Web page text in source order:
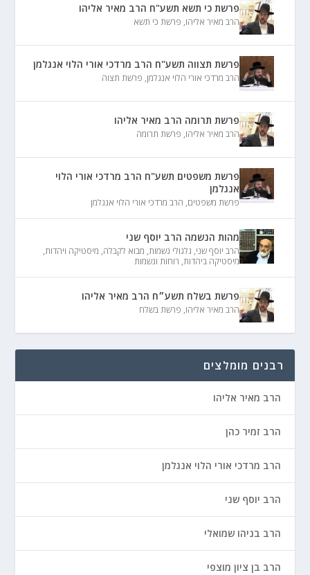
פרשת כי תשא תשע"ח הרב מאיר אליהו
הרב מאיר אליהו, פרשת כי תשא
פרשת תצווה תשע"ח הרב מרדכי אורי הלוי אנגלמן
הרב מרדכי אורי הלוי אנגלמן, פרשת תצוה
פרשת תרומה הרב מאיר אליהו
הרב מאיר אליהו, פרשת תרומה
פרשת משפטים תשע"ח הרב מרדכי אורי הלוי
אנגלמן
פרשת משפטים, הרב מרדכי אורי הלוי אנגלמן
מהות הנשמה הרב יוסף שני
הרב יוסף שני, גלגולי נשמות, מבוא לקבלה, מיסטיקה ויהדות,
מיסטיקה ביהדות, רוחות ונשמות
פרשת בשלח תשע״ח הרב מאיר אליהו
הרב מאיר אליהו, פרשת בשלח
רבנים מומלצים
הרב מאיר אליהו
הרב זמיר כהן
הרב מרדכי אורי הלוי אנגלמן
הרב יוסף שני
הרב בניהו שמואלי
הרב בן ציון מוצפי